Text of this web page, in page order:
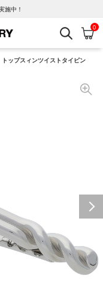
施中！
Cuffs Gallery
検索 カ
0
トップスィンツイストタイピン